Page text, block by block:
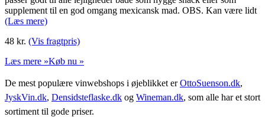
supplement til en god omgang mexicansk mad. OBS. Kan være lidt
(Læs mere)
48 kr. (Vis fragtpris)
Læs mere »Køb nu »
De mest populære vinwebshops i øjeblikket erOttoSuenson.dk,
JyskVin.dk, Densidsteflaske.dk og Wineman.dk, som alle har et stort
sortiment til gode priser.